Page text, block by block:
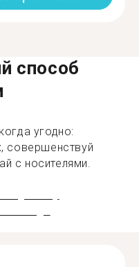
способ
угодно:
совершенствуй
с носителями.